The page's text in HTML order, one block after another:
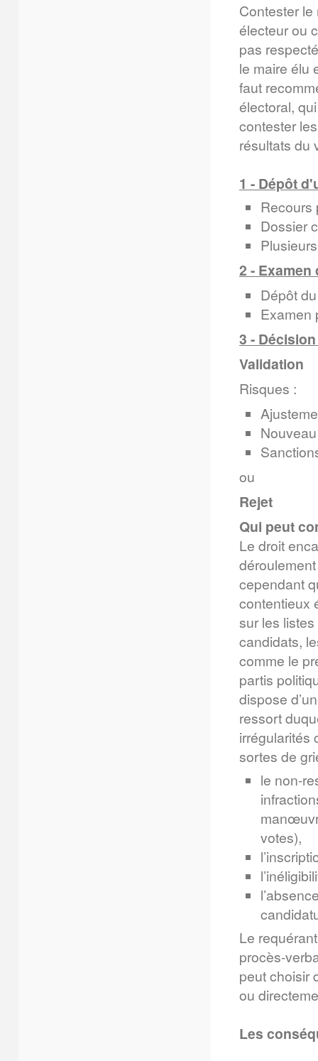
Contester
électeur ou
pas
le maire élu
faut
électoral,
contester
résultats du
1 - Dépôt
Recours
Dossier
2 - Examen
Dépôt
Examen
3 -
Validation
Risques :
ou
Rejet
Qui peut
Le droit
cependant
contentieux
sur les
candidats,
comme le
partis
dispose
ressort
irrégularités
sortes de
le non-
votes),
Le
procès-
peut choisir
ou
Les